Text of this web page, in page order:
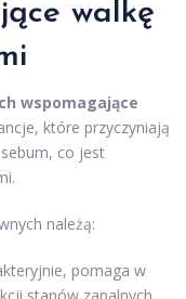
walkę
wspomagające
które przyczyniają
co jest
należą:
pomaga w